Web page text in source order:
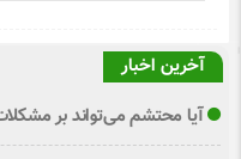
آخرین اخبار
آیا محتشم می‌تواند بر